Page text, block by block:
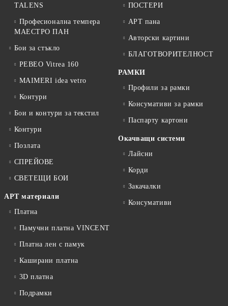
TALENS
Професионална темпера
МАЕСТРО ПАН
Бои за стъкло
PEBEO Vitrea 160
MAIMERI idea vetro
Контури
Бои и контури за текстил
Контури
Позлата
СПРЕЙОВЕ
СВЕТЕЩИ БОИ
АРТ материали
Платна
Памучни платна VINCENT
Платна лен с памук
Каширани платна
3D платна
Подрамки
ПОСТЕРИ
АРТ пана
Авторски картини
БЛАГОТВОРИТЕЛНОСТ
РАМКИ
Профили за рамки
Консумативи за рамки
Паспарту картони
Окачващи системи
Лайсни
Корди
Закачалки
Консумативи